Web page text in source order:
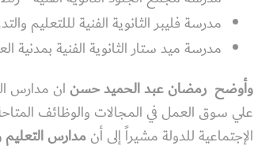
مدرسة فليبر الثانوية الفنية لللتعليم
مدرسة ميد ستار الثانوية الفنية
وأوضح رمضان عبد الحميد حسن ان مدارس
علي سوق العمل في المجالات والوظائف
الإجتماعية للدولة مشيراً إلى أنمدارس